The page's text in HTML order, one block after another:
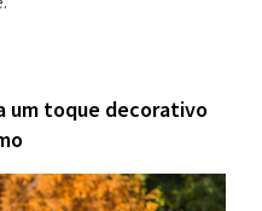
um toque decorativo